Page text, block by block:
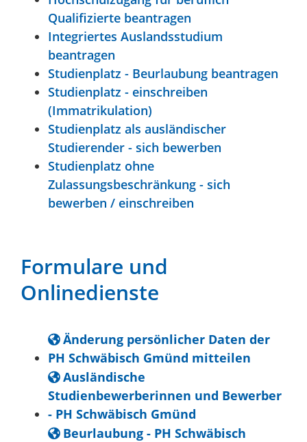
Qualifizierte beantragen
Integriertes Auslandsstudium
beantragen
Studienplatz - Beurlaubung beantragen
Studienplatz - einschreiben
(Immatrikulation)
Studienplatz als ausländischer
Studierender - sich bewerben
Studienplatz ohne
Zulassungsbeschränkung - sich
bewerben / einschreiben
Formulare und
Onlinedienste
Änderung persönlicher Daten der
PH Schwäbisch Gmünd mitteilen
Ausländische
Studienbewerberinnen und Bewerber
- PH Schwäbisch Gmünd
Beurlaubung - PH Schwäbisch